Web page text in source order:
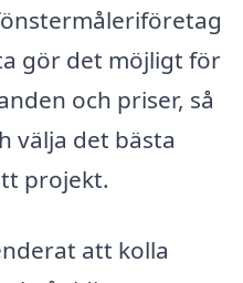
gör det möjligt för
och priser, så
välja det bästa
projekt.
att kolla